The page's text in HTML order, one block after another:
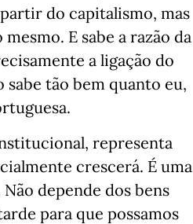
do capitalismo, mas
E sabe a razão da
a ligação do
tão bem quanto eu,
representa
crescerá. É uma
depende dos bens
para que possamos